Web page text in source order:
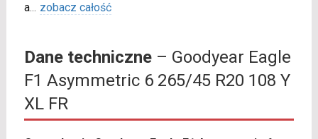
a... zobacz całość
Dane techniczne– Goodyear Eagle
F1 Asymmetric 6 265/45 R20 108 Y
XL FR